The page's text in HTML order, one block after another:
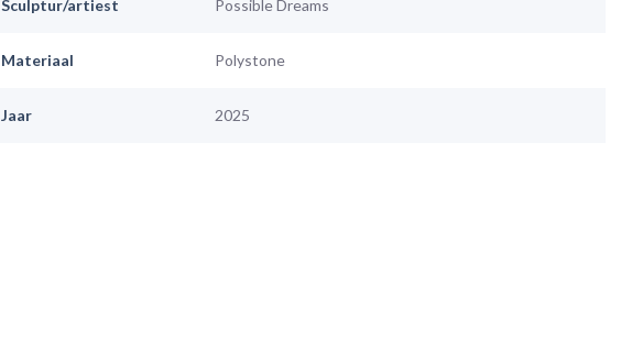
Sculptur/artiest Possible Dreams
Materiaal Polystone
Jaar 2025